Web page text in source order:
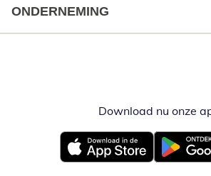
ONDERNEMING
Download nu onze
Opent in nieuw venster
Opent in